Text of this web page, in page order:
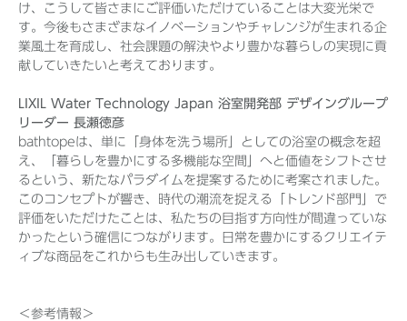
け、こうして皆さまにご評価いただけていることは大変光栄で
す。今後もさまざまなイノベーションやチャレンジが生まれる企
業風土を育成し、社会課題の解決やより豊かな暮らしの実現に貢
献していきたいと考えております。
LIXIL Water Technology Japan 浴室開発部 デザイングループ
リーダー 長瀬徳彦
bathtopeは、単に「身体を洗う場所」としての浴室の概念を超
え、「暮らしを豊かにする多機能な空間」へと価値をシフトさせ
るという、新たなパラダイムを提案するために考案されました。
このコンセプトが響き、時代の潮流を捉える「トレンド部門」で
評価をいただけたことは、私たちの目指す方向性が間違っていな
かったという確信につながります。日常を豊かにするクリエイテ
ィブな商品をこれからも生み出していきます。
＜参考情報＞